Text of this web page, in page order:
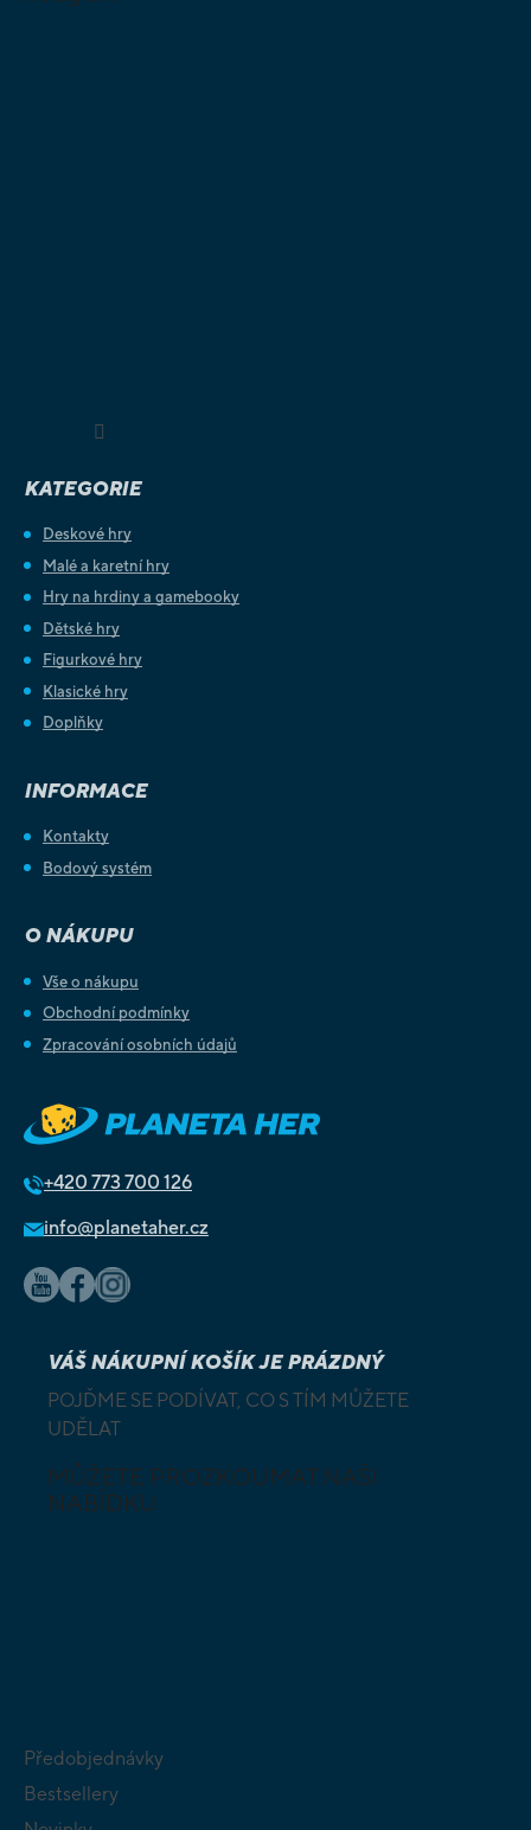
KATEGORIE
Deskové hry
Malé a karetní hry
Hry na hrdiny a gamebooky
Dětské hry
Figurkové hry
Klasické hry
Doplňky
INFORMACE
Kontakty
Bodový systém
O NÁKUPU
Vše o nákupu
Obchodní podmínky
Zpracování osobních údajů
+420 773 700 126
info@planetaher.cz
VÁŠ NÁKUPNÍ KOŠÍK JE PRÁZDNÝ
POJĎME SE PODÍVAT, CO S TÍM MŮŽETE
UDĚLAT
MŮŽETE PROZKOUMAT NAŠI
NABÍDKU
Předobjednávky
Bestsellery